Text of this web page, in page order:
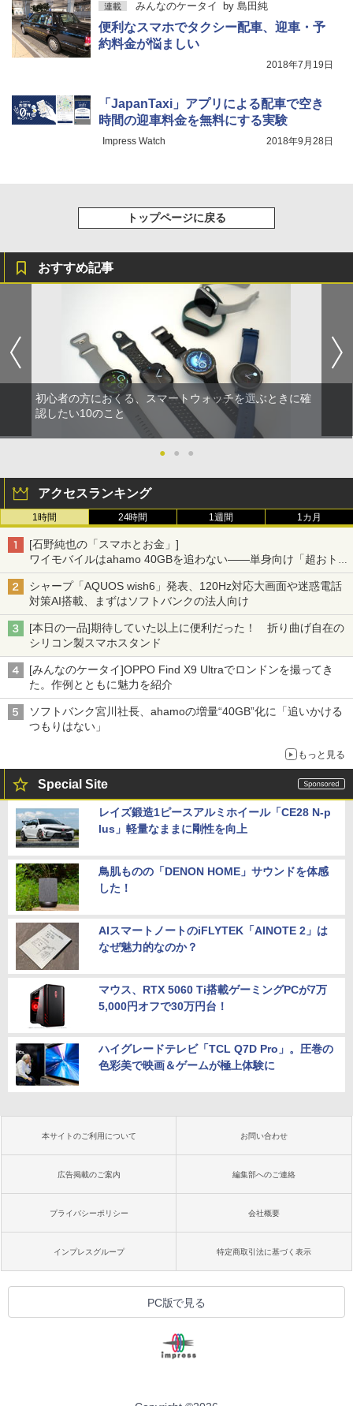
連載 みんなのケータイ by 島田純
便利なスマホでタクシー配車、迎車・予
約料金が悩ましい
2018年7月19日
「JapanTaxi」アプリによる配⾞で空き
時間の迎⾞料⾦を無料にする実験
Impress Watch 2018年9月28日
トップページに戻る
おすすめ記事
初心者の方におくる、スマートウォッチを選ぶときに確
認したい10のこと
● ● ●
アクセスランキング
1時間 24時間 1週間 1カ月
[石野純也の「スマホとお金」]
ワイモバイルはahamo 40GBを追わない――単身向け「超おトク
割」の安さと1年限定の注意点
シャープ「AQUOS wish6」発表、120Hz対応大画面や迷惑電話
対策AI搭載、まずはソフトバンクの法人向け
[本日の一品]期待していた以上に便利だった！ 折り曲げ自在の
シリコン製スマホスタンド
[みんなのケータイ]OPPO Find X9 Ultraでロンドンを撮ってき
た。作例とともに魅力を紹介
ソフトバンク宮川社長、ahamoの増量“40GB”化に「追いかける
つもりはない」
もっと見る
Special Site
レイズ鍛造1ピースアルミホイール「CE28 N-p
lus」軽量なままに剛性を向上
鳥肌ものの「DENON HOME」サウンドを体感
した！
AIスマートノートのiFLYTEK「AINOTE 2」は
なぜ魅力的なのか？
マウス、RTX 5060 Ti搭載ゲーミングPCが7万
5,000円オフで30万円台！
ハイグレードテレビ「TCL Q7D Pro」。圧巻の
色彩美で映画＆ゲームが極上体験に
本サイトのご利用について お問い合わせ
広告掲載のご案内 編集部へのご連絡
プライバシーポリシー 会社概要
インプレスグループ 特定商取引法に基づく表示
PC版で見る